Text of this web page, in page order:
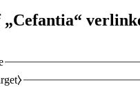
„Cefantia“